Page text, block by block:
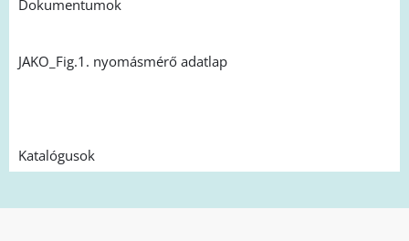
Dokumentumok
JAKO_Fig.1. nyomásmérő adatlap
Katalógusok